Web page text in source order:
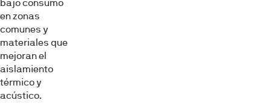
bajo consumo
en zonas
comunes y
materiales que
mejoran el
aislamiento
térmico y
acústico.